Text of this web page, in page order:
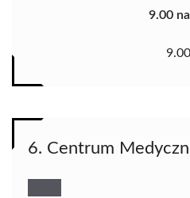
9.00
9.00
6. Centrum